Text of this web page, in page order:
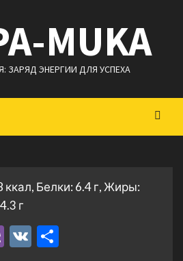
MUKA
ЗАРЯД ЭНЕРГИИ ДЛЯ УСПЕХА
ккал, Белки: 6.4 г, Жиры:
г
Viber
VK